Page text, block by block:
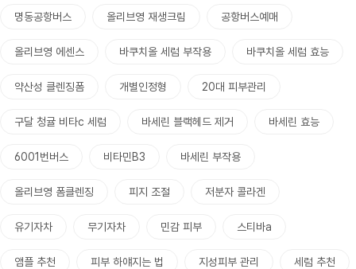
명동공항버스 올리브영 재생크림 공항버스예매
올리브영 에센스 바쿠치올 세럼 부작용 바쿠치올 세럼 효능
약산성 클렌징폼 개별인정형 20대 피부관리
구달 청귤 비타c 세럼 바세린 블랙헤드 제거 바세린 효능
6001번버스 비타민B3 바세린 부작용
올리브영 폼클렌징 피지 조절 저분자 콜라겐
유기자차 무기자차 민감 피부 스티바a
앰플 추천 피부 하얘지는 법 지성피부 관리 세럼 추천